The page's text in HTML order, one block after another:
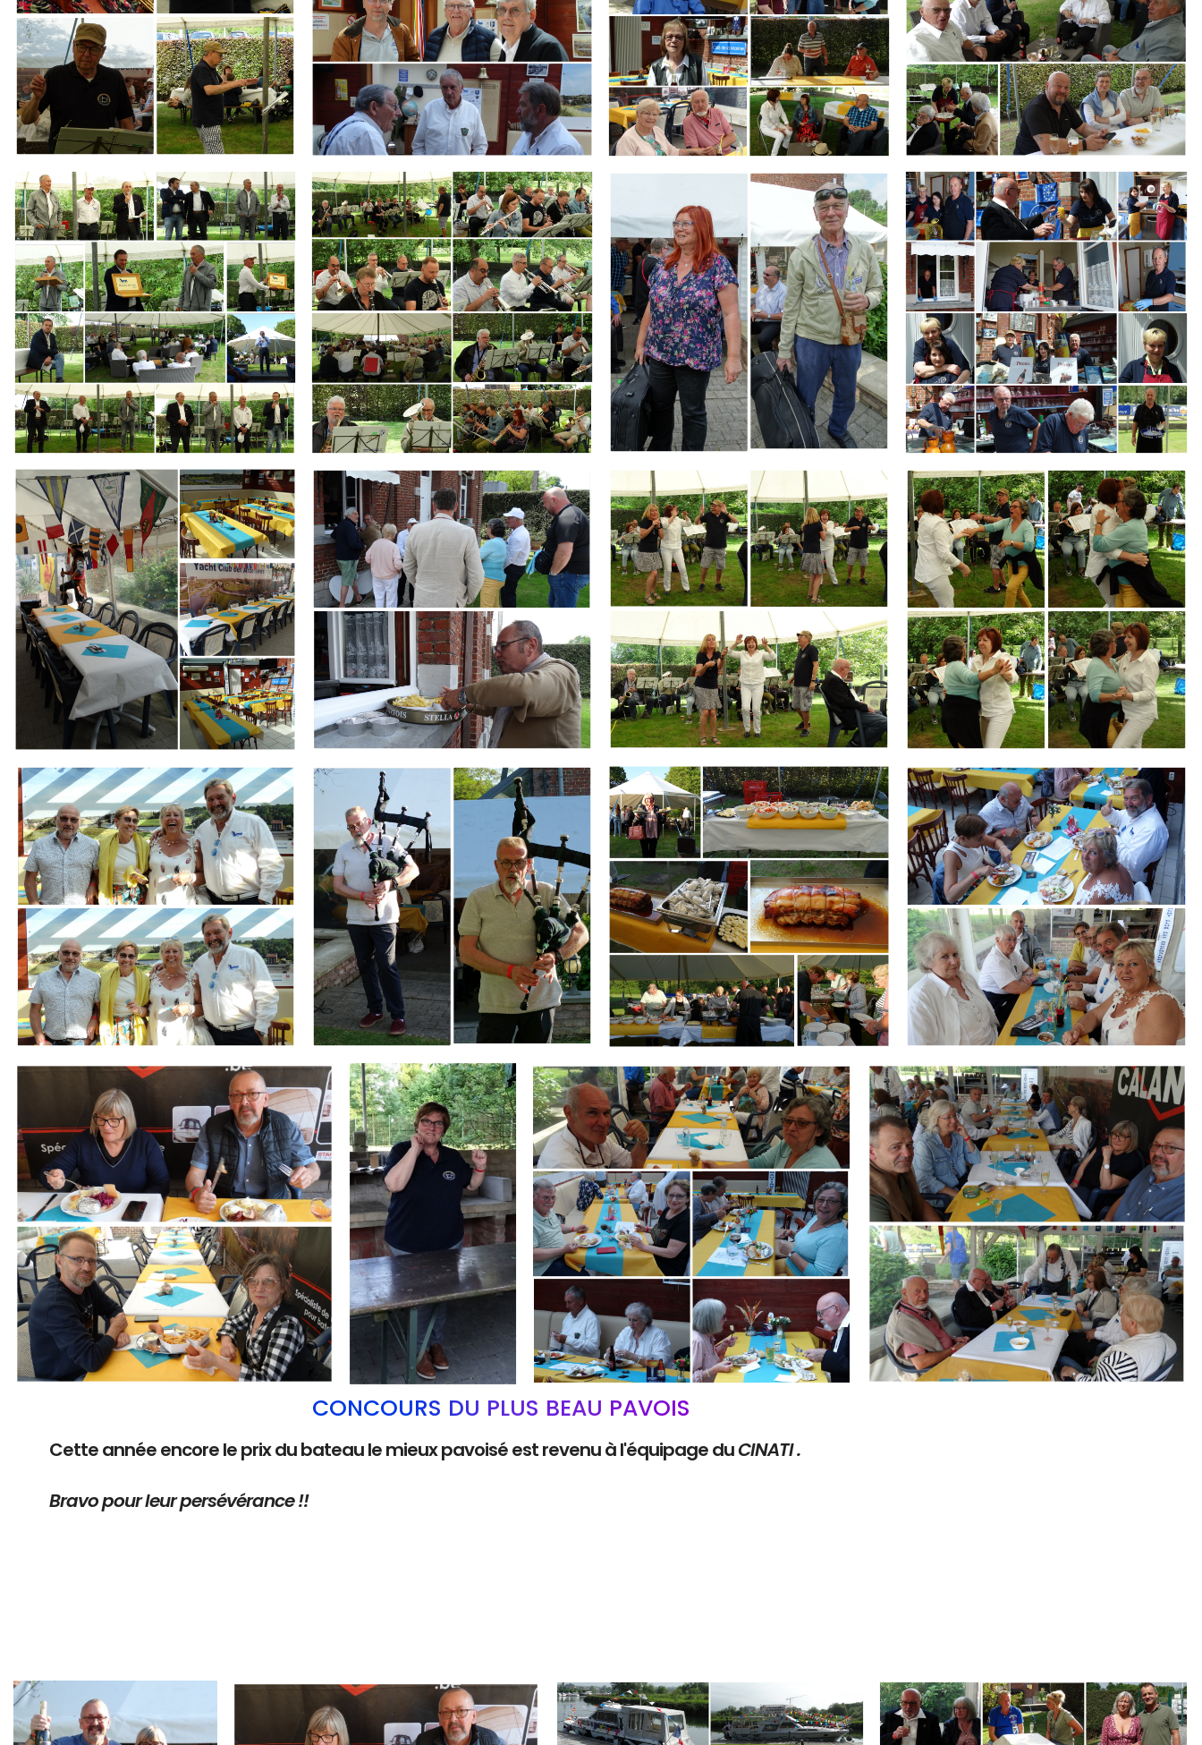
Branding
ARMCHAIR
Branding
ARMCHAIR
Branding
ARMCHAIR
Branding
ARMCHAIR
Branding
ARMCHAIR
Branding
ARMCHAIR
Branding
ARMCHAIR
Branding
ARMCHAIR
Branding
ARMCHAIR
Branding
ARMCHAIR
Branding
ARMCHAIR
Branding Branding
ARMCHAIR
Branding
ARMCHAIR
Branding
ARMCHAIR
CONCOURS DU PLUS BEAU PAVOIS
Cette année encore le prix du bateau le mieux pavoisé est revenu à l'équipage duCINATI .
Bravo pour leur persévérance !!
Branding
ARMCHAIR
Branding Branding
ARMCHAIR
Branding
ARMCHAIR